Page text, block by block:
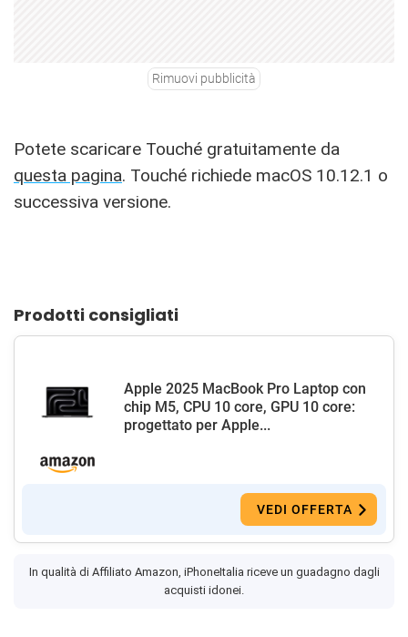
Rimuovi pubblicità
Potete scaricare Touché gratuitamente da
questa pagina. Touché richiede macOS 10.12.1 o
successiva versione.
Prodotti consigliati
Apple 2025 MacBook Pro Laptop con
chip M5, CPU 10 core, GPU 10 core:
progettato per Apple...
VEDI OFFERTA
In qualità di Affiliato Amazon, iPhoneItalia riceve un guadagno dagli
acquisti idonei.